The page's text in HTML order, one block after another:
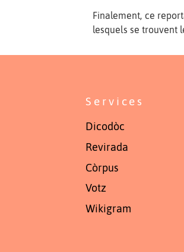
Finalement, ce
lesquels se trouvent
Services
Dicodòc
Revirada
Còrpus
Votz
Wikigram